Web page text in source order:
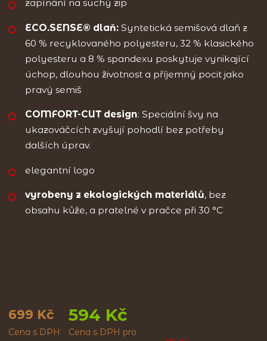
zapínání na suchý zip
ECO.SENSE® dlaň: Syntetická semišová dlaň z
60 % recyklovaného polyesteru, 32 % klasického
polyesteru a 8 % spandexu poskytuje vynikající
úchop, dlouhou životnost a příjemný pocit jako
pravý semiš
COMFORT-CUT design: Speciální švy na
ukazováčcích zvyšují pohodlí bez potřeby
dalších úprav.
elegantní logo
vyrobeny z ekologických materiálů, bez
obsahu kůže, a pratelné v pračce při 30 °C
699 Kč
Cena s DPH
594 Kč
Cena s DPH pro